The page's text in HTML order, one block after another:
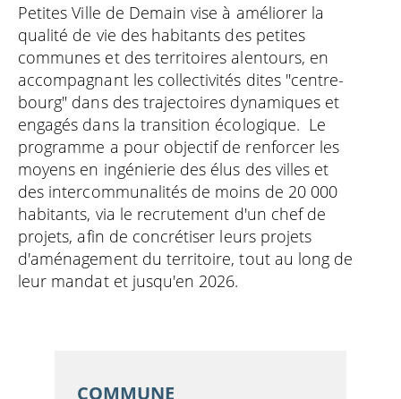
Petites Ville de Demain vise à améliorer la
qualité de vie des habitants des petites
communes et des territoires alentours, en
accompagnant les collectivités dites "centre-
bourg" dans des trajectoires dynamiques et
engagés dans la transition écologique. Le
programme a pour objectif de renforcer les
moyens en ingénierie des élus des villes et
des intercommunalités de moins de 20 000
habitants, via le recrutement d'un chef de
projets, afin de concrétiser leurs projets
d'aménagement du territoire, tout au long de
leur mandat et jusqu'en 2026.
COMMUNE